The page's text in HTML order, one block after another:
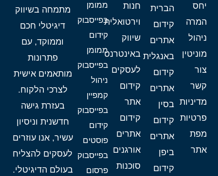
יחס
המרה
ניהול
מוניטין
צור
קשר
מדיניות
פרטיות
מפת
אתר
הברית
קידום
אתרים
באנגלית
קידום
אתרים
בסין
קידום
אתרים
ביפן
קידום
חנות
וירטואלית
שיווק
באינטרנט
לעסקים
קידום
אתר
קידום
אתרים
אורגנים
סוכנות
ממומן
בפייסבוק
קידום
ממומן
בפייסבוק
ניהול
קמפיין
בפייסבוק
קידום
פוסטים
בפייסבוק
פרסום
מתמחה בשיווק
דיגיטלי חכם
וממוקד, עם
פתרונות
מותאמים אישית
לצרכי הלקוח.
בעזרת גישה
חדשנית וניסיון
עשיר, אנו עוזרים
לעסקים להצליח
בעולם הדיגיטלי.